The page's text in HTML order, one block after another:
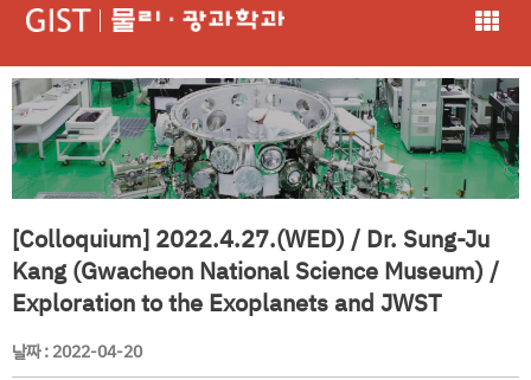
[Colloquium] 2022.4.27.(WED) / Dr. Sung-Ju
Kang (Gwacheon National Science Museum) /
Exploration to the Exoplanets and JWST
날짜 : 2022-04-20